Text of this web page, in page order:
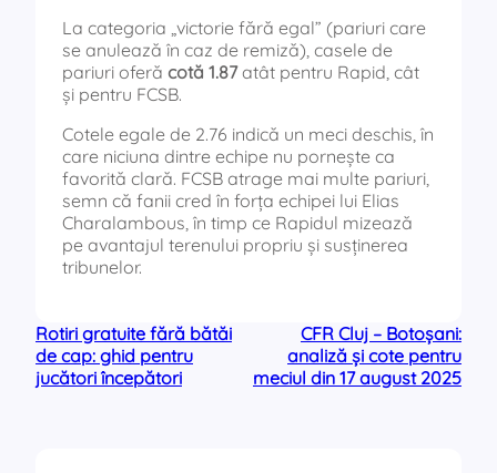
La categoria „victorie fără egal” (pariuri care
se anulează în caz de remiză), casele de
pariuri oferă cotă 1.87atât pentru Rapid, cât
și pentru FCSB.
Cotele egale de 2.76 indică un meci deschis, în
care niciuna dintre echipe nu pornește ca
favorită clară. FCSB atrage mai multe pariuri,
semn că fanii cred în forța echipei lui Elias
Charalambous, în timp ce Rapidul mizează
pe avantajul terenului propriu și susținerea
tribunelor.
Rotiri gratuite fără bătăi
de cap: ghid pentru
jucători începători
CFR Cluj – Botoșani:
analiză și cote pentru
meciul din 17 august 2025